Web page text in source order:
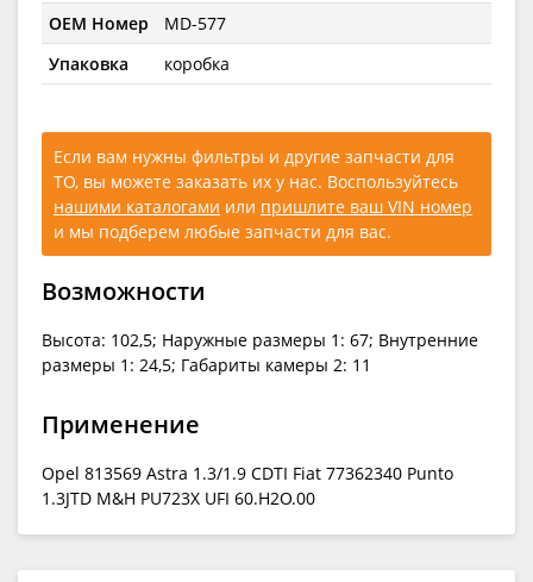
OEM Номер
MD-577
Упаковка
коробка
Если вам нужны фильтры и другие запчасти для
ТО, вы можете заказать их у нас. Воспользуйтесь
нашими каталогами или пришлите ваш VIN номер
и мы подберем любые запчасти для вас.
Возможности
Высота: 102,5; Наружные размеры 1: 67; Внутренние
размеры 1: 24,5; Габариты камеры 2: 11
Применение
Opel 813569 Astra 1.3/1.9 CDTI Fiat 77362340 Punto
1.3JTD M&H PU723X UFI 60.H2O.00